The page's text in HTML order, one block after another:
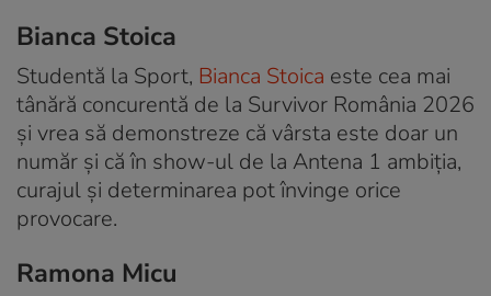
Bianca Stoica
Studentă la Sport, Bianca Stoica este cea mai
tânără concurentă de la Survivor România 2026
și vrea să demonstreze că vârsta este doar un
număr și că în show-ul de la Antena 1 ambiția,
curajul și determinarea pot învinge orice
provocare.
Ramona Micu